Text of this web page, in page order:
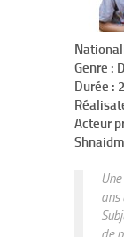
Genre :
Durée :
Acteur
ans